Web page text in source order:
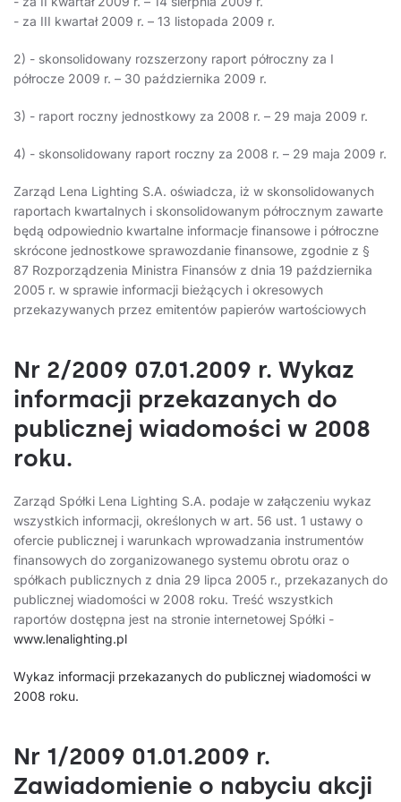
- za III kwartał 2009 r. – 13 listopada 2009 r.
2) - skonsolidowany rozszerzony raport półroczny za I
półrocze 2009 r. – 30 października 2009 r.
3) - raport roczny jednostkowy za 2008 r. – 29 maja 2009 r.
4) - skonsolidowany raport roczny za 2008 r. – 29 maja 2009 r.
Zarząd Lena Lighting S.A. oświadcza, iż w skonsolidowanych
raportach kwartalnych i skonsolidowanym półrocznym zawarte
będą odpowiednio kwartalne informacje finansowe i półroczne
skrócone jednostkowe sprawozdanie finansowe, zgodnie z §
87 Rozporządzenia Ministra Finansów z dnia 19 października
2005 r. w sprawie informacji bieżących i okresowych
przekazywanych przez emitentów papierów wartościowych
Nr 2/2009 07.01.2009 r. Wykaz
informacji przekazanych do
publicznej wiadomości w 2008
roku.
Zarząd Spółki Lena Lighting S.A. podaje w załączeniu wykaz
wszystkich informacji, określonych w art. 56 ust. 1 ustawy o
ofercie publicznej i warunkach wprowadzania instrumentów
finansowych do zorganizowanego systemu obrotu oraz o
spółkach publicznych z dnia 29 lipca 2005 r., przekazanych do
publicznej wiadomości w 2008 roku. Treść wszystkich
raportów dostępna jest na stronie internetowej Spółki -
www.lenalighting.pl
Wykaz informacji przekazanych do publicznej wiadomości w
2008 roku.
Nr 1/2009 01.01.2009 r.
Zawiadomienie o nabyciu akcji